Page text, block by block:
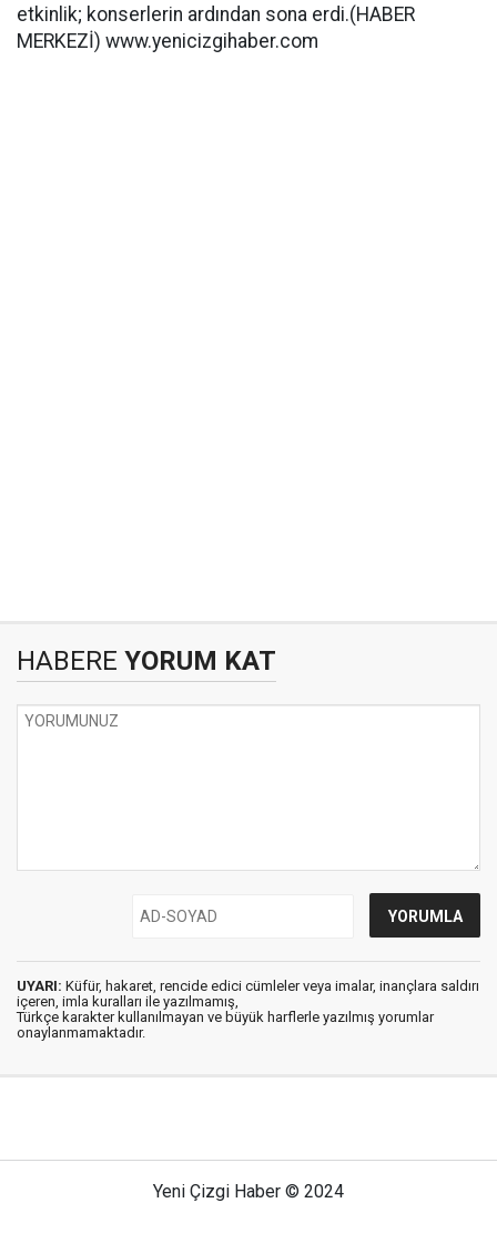
etkinlik; konserlerin ardından sona erdi.(HABER
MERKEZİ) www.yenicizgihaber.com
HABERE YORUM KAT
UYARI: Küfür, hakaret, rencide edici cümleler veya imalar, inançlara saldırı
içeren, imla kuralları ile yazılmamış,
Türkçe karakter kullanılmayan ve büyük harflerle yazılmış yorumlar
onaylanmamaktadır.
Yeni Çizgi Haber © 2024